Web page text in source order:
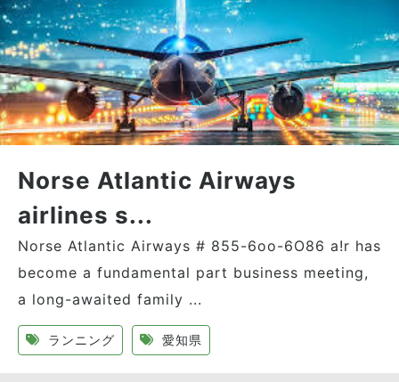
Norse Atlantic Airways
airlines s...
Norse Atlantic Airways # 855-6oo-6O86 a!r has
become a fundamental part business meeting,
a long-awaited family ...
ランニング 愛知県